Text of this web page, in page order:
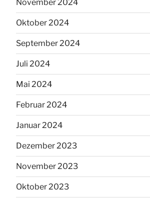
November 2024
Oktober 2024
September 2024
Juli 2024
Mai 2024
Februar 2024
Januar 2024
Dezember 2023
November 2023
Oktober 2023